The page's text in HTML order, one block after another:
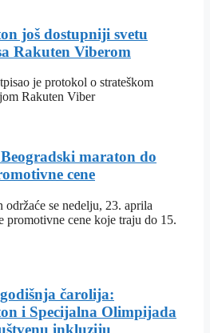
još dostupniji svetu
Rakuten Viberom
je protokol o strateškom
Rakuten Viber
maraton do
cene
održaće se nedelju, 23. aprila
promotivne cene koje traju do 15.
čarolija:
i Specijalna Olimpijada
inkluziju